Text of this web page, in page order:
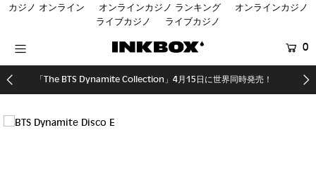
カジノ オンライン オンラインカジノ ランキング
オンラインカジノ
ライブカジノ
ライブカジノ
0
「The BTS Dynamite Collection」4月15日に世界同時発売！
SHOP